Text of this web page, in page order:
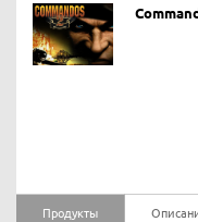
Продукты